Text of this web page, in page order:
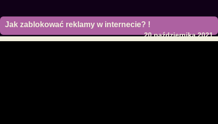
Jak zablokować reklamy w internecie? !
20 października 2021